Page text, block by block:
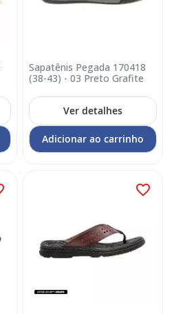
Sapatênis Pegada 170418
(38-43) - 03 Preto Grafite
Ver detalhes
Adicionar ao carrinho